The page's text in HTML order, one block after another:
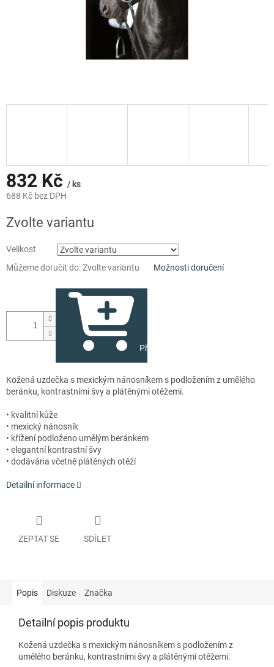
832 Kč / ks
688 Kč bez DPH
cena:
Zvolte variantu
Velikost
Můžeme doručit do:Zvolte variantu Možnosti doručení
Přidat do košíku
Kožená uzdečka s mexickým nánosníkem s podložením z umělého
beránku, kontrastními švy a plátěnými otěžemi.
• kvalitní kůže
• mexický nánosník
• křížení podloženo umělým beránkem
• elegantní kontrastní švy
• dodávána včetně plátěných otěží
Detailní informace
ZEPTAT SE SDÍLET
Popis Diskuze Značka
Detailní popis produktu
Kožená uzdečka s mexickým nánosníkem s podložením z
umělého beránku, kontrastními švy a plátěnými otěžemi.